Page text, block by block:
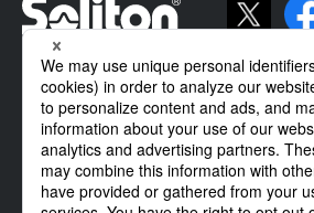
ソリトンの強み
製品・サービス
導入事例
サポート